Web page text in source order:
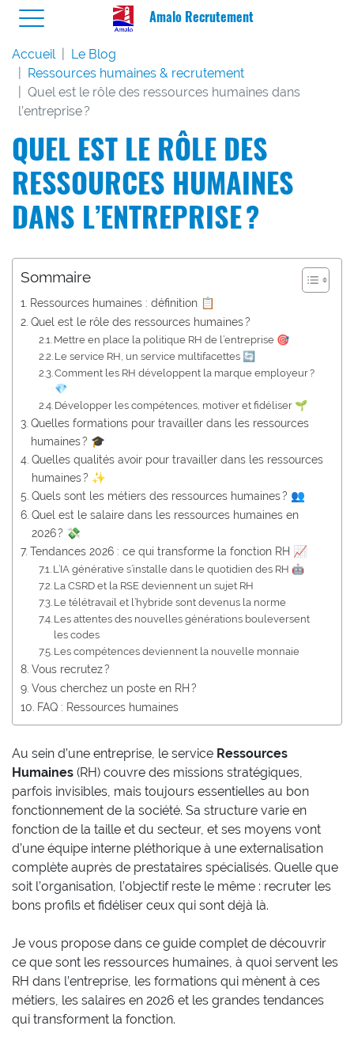
Amalo Recrutement
Accueil
Le Blog
Ressources humaines & recrutement
Quel est le rôle des ressources humaines dans
l’entreprise ?
QUEL EST LE RÔLE DES
RESSOURCES HUMAINES
DANS L’ENTREPRISE ?
Sommaire
Ressources humaines : définition 📋
Quel est le rôle des ressources humaines ?
Mettre en place la politique RH de l’entreprise 🎯
Le service RH, un service multifacettes 🔄
Comment les RH développent la marque employeur ?
💎
Développer les compétences, motiver et fidéliser 🌱
Quelles formations pour travailler dans les ressources
humaines ? 🎓
Quelles qualités avoir pour travailler dans les ressources
humaines ? ✨
Quels sont les métiers des ressources humaines ? 👥
Quel est le salaire dans les ressources humaines en
2026 ? 💸
Tendances 2026 : ce qui transforme la fonction RH 📈
L’IA générative s’installe dans le quotidien des RH 🤖
La CSRD et la RSE deviennent un sujet RH
Le télétravail et l’hybride sont devenus la norme
Les attentes des nouvelles générations bouleversent
les codes
Les compétences deviennent la nouvelle monnaie
Vous recrutez ?
Vous cherchez un poste en RH ?
FAQ : Ressources humaines
Au sein d’une entreprise, le service Ressources
Humaines (RH) couvre des missions stratégiques,
parfois invisibles, mais toujours essentielles au bon
fonctionnement de la société. Sa structure varie en
fonction de la taille et du secteur, et ses moyens vont
d’une équipe interne pléthorique à une externalisation
complète auprès de prestataires spécialisés. Quelle que
soit l’organisation, l’objectif reste le même : recruter les
bons profils et fidéliser ceux qui sont déjà là.
Je vous propose dans ce guide complet de découvrir
ce que sont les ressources humaines, à quoi servent les
RH dans l’entreprise, les formations qui mènent à ces
métiers, les salaires en 2026 et les grandes tendances
qui transforment la fonction.